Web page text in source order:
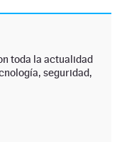
toda la actualidad
seguridad,